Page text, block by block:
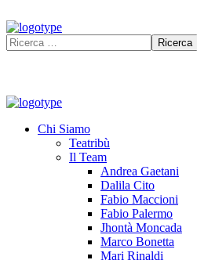
Chi Siamo
Teatribù
Il Team
Andrea Gaetani
Dalila Cito
Fabio Maccioni
Fabio Palermo
Jhontà Moncada
Marco Bonetta
Mari Rinaldi